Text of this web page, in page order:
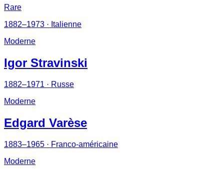
Rare
1882–1973 · Italienne
Moderne
Igor Stravinski
1882–1971 · Russe
Moderne
Edgard Varèse
1883–1965 · Franco-américaine
Moderne